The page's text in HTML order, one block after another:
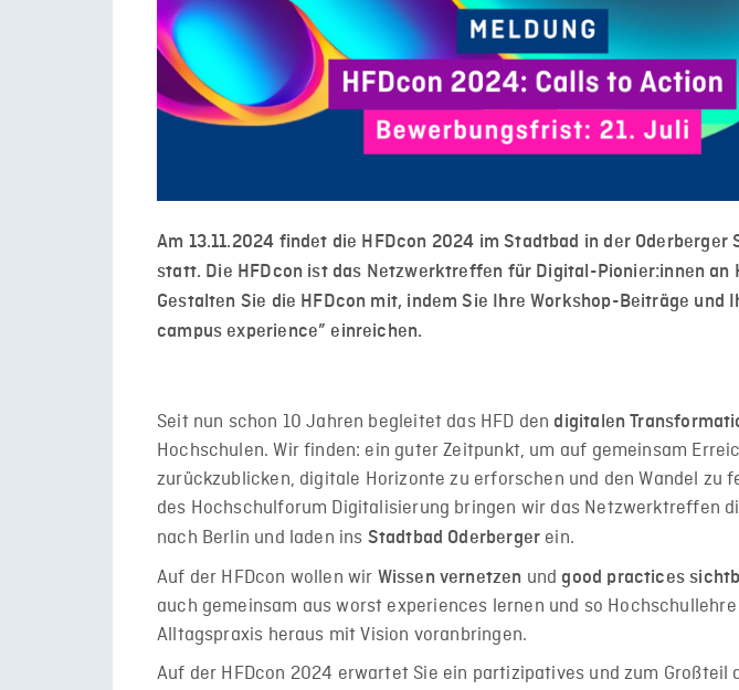
Am 13.11.2024 findet die HFDcon 2024 im Stadtbad in der Oderberger
statt. Die HFDcon ist das Netzwerktreffen für Digital-Pionier:innen an
Gestalten Sie die HFDcon mit, indem Sie Ihre Workshop-Beiträge und
campus experience” einreichen.
Seit nun schon 10 Jahren begleitet das HFD den digitalen
Hochschulen. Wir finden: ein guter Zeitpunkt, um auf gemeinsam
zurückzublicken, digitale Horizonte zu erforschen und den Wandel zu
des Hochschulforum Digitalisierung bringen wir das Netzwerktreffen
nach Berlin und laden ins Stadtbad Oderberger ein.
Auf der HFDcon wollen wir Wissen vernetzen und good practices
auch gemeinsam aus worst experiences lernen und so
Alltagspraxis heraus mit Vision voranbringen.
Auf der HFDcon 2024 erwartet Sie ein partizipatives und zum Großteil